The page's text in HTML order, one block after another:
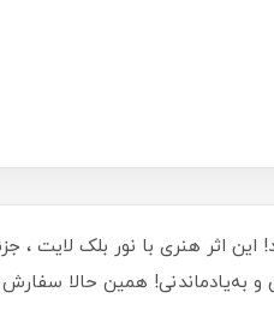
فضای خود ببخشید! این اثر هنری با نور
همین حالا